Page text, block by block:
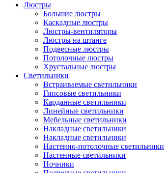
Люстры
Большие люстры
Каскадные люстры
Люстры-вентиляторы
Люстры на штанге
Подвесные люстры
Потолочные люстры
Хрустальные люстры
Светильники
Встраиваемые светильники
Гипсовые светильники
Карданные светильники
Линейные светильники
Мебельные светильники
Накладные светильники
Накладные светильники
Настенно-потолочные светильники
Настенные светильники
Ночники